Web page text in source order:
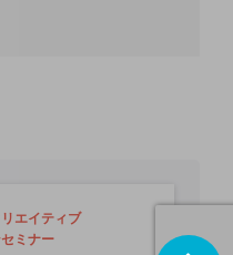
エイティブ
ミナー